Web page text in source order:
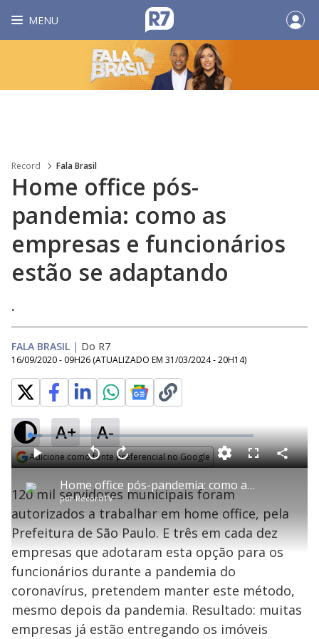
MENU
Record Fala Brasil
Home office pós-
pandemia: como as
empresas e funcionários
estão se adaptando
.
FALA BRASIL | Do R7
16/09/2020 - 09H26 (ATUALIZADO EM 31/03/2024 - 20H14)
A+ A-
Adicione como fonte preferencial no Google
Opens in new window P
l
a
y
Home office pós-pandemia: como as empresas e funcionários estão se adaptando
porRecordTV
P V
t
a
r
0
e
g
n
d
s
A
n
ç
a
r
1
u
n
o
s
M
u
L
o
a
d
e
5
.
4
1
%
F
l
e
e
n
C
o
i
l
120 mil servidores municipais foram
autorizados a trabalhar em home office, pela
Prefeitura de São Paulo. E três em cada dez
empresas que adotaram esta opção para os
funcionários durante a pandemia do
coronavírus, pretendem manter este método,
mesmo depois da pandemia. Resultado: muitas
empresas já estão entregando os imóveis